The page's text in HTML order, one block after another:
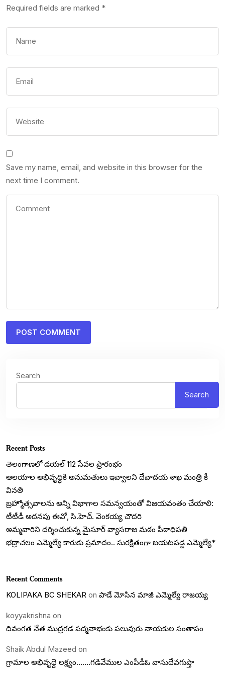
Required fields are marked *
Save my name, email, and website in this browser for the
next time I comment.
Search
Search
Recent Posts
తెలంగాణలో డయల్‌ 112 సేవల ప్రారంభం
ఆలయాల అభివృద్ధికి అనుమతులు ఇవ్వాలని దేవాదయ శాఖ మంత్రి కీ
వినతి
బ్రహ్మోత్సవాలను అన్ని విభాగాల సమన్వయంతో విజయవంతం చేయాలి:
టీటీడీ అదనపు ఈవో, సి.హెచ్. వెంకయ్య చౌదరి
అమ్మవారిని దర్శించుకున్న మైసూర్ వ్యాసరాజ మఠం పీఠాధిపతి
భద్రాచలం ఎమ్మెల్యే కారుకు ప్రమాదం.. సురక్షితంగా బయటపడ్డ ఎమ్మెల్యే*
Recent Comments
KOLIPAKA BC SHEKAR on పాడే మోసిన మాజీ ఎమ్మెల్యే రాజయ్య
koyyakrishna on
దివంగత నేత ముద్రగడ పద్మనాభంకు పలువురు నాయకుల సంతాపం
Shaik Abdul Mazeed on
గ్రామాల అభివృద్దె లక్ష్యం…….గడివేముల ఎంపీడీఓ వాసుదేవగుప్తా